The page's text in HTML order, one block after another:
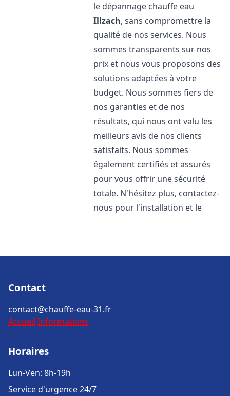
le dépannage chauffe eau
Illzach, sans compromettre la
qualité de nos services. Nous
sommes transparents sur nos
prix et nous vous proposons des
solutions adaptées à votre
budget. Nous sommes fiers de
nos garanties et de nos
résultats, qui nous ont valu les
meilleurs avis de nos clients
satisfaits. Nous sommes
également certifiés et assurés
pour vous offrir une sécurité
totale. N'hésitez plus, contactez-
nous pour l'installation et le
Contact
contact@chauffe-eau-31.fr
Accueil Informations
Horaires
Lun-Ven: 8h-19h
Service d'urgence 24/7